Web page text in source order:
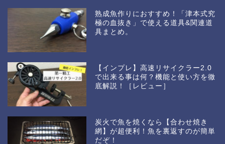
熟成魚作りにおすすめ！「津本式究
極の血抜き」で使える道具&関連道
具まとめ。
【インプレ】高速リサイクラー2.0
で出来る事は何？機能と使い方を徹
底解説！［レビュー］
炭火で魚を焼くなら【合わせ焼き
網】が超便利！魚を裏返すのが簡単
だぞ！